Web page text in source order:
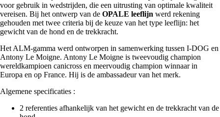
voor gebruik in wedstrijden, die een uitrusting van optimale kwaliteit
vereisen. Bij het ontwerp van de OPALE leeflijn werd rekening
gehouden met twee criteria bij de keuze van het type leeflijn: het
gewicht van de hond en de trekkracht.
Het ALM-gamma werd ontworpen in samenwerking tussen I-DOG en
Antony Le Moigne. Antony Le Moigne is tweevoudig champion
wereldkampioen canicross en meervoudig champion winnaar in
Europa en op France. Hij is de ambassadeur van het merk.
Algemene specificaties :
2 referenties afhankelijk van het gewicht en de trekkracht van de